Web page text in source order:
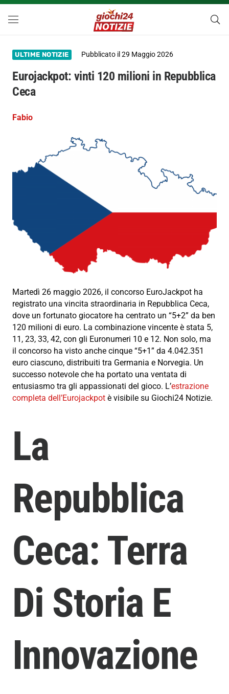
ULTIME NOTIZIE Pubblicato il29 Maggio 2026
Eurojackpot: vinti 120 milioni in Repubblica
Ceca
Fabio
Martedì 26 maggio 2026, il concorso EuroJackpot ha
registrato una vincita straordinaria in Repubblica Ceca,
dove un fortunato giocatore ha centrato un “5+2” da ben
120 milioni di euro. La combinazione vincente è stata 5,
11, 23, 33, 42, con gli Euronumeri 10 e 12. Non solo, ma
il concorso ha visto anche cinque “5+1” da 4.042.351
euro ciascuno, distribuiti tra Germania e Norvegia. Un
successo notevole che ha portato una ventata di
entusiasmo tra gli appassionati del gioco. L’estrazione
completa dell’Eurojackpot è visibile su Giochi24 Notizie.
La
Repubblica
Ceca: Terra
Di Storia E
Innovazione